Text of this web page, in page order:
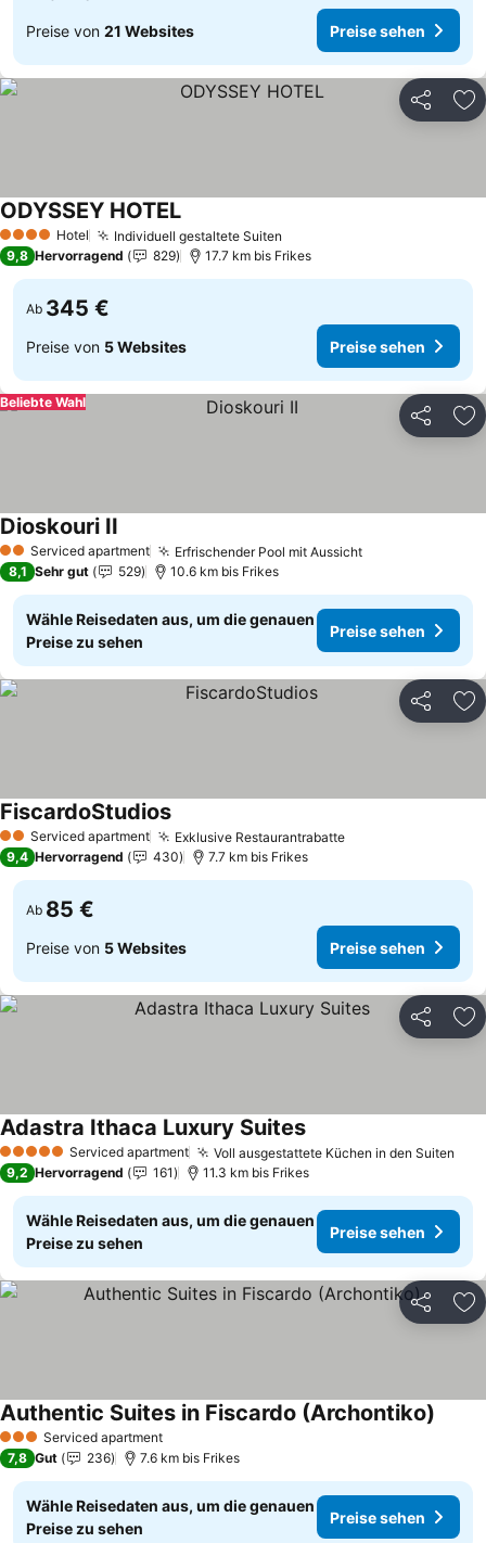
Preise von 21 Websites Preise sehen
Teilen
4 Sterne Hotel Individuell gestaltete Suiten
ODYSSEY HOTEL
9,8 Hervorragend 829 17.7 km bis Frikes
Ab 345 €
Preise von 5 Websites Preise sehen
Teilen
Beliebte Wahl
2 SterneServiced apartment Erfrischender Pool mit Aussicht
Dioskouri II
8,1 Sehr gut 529 10.6 km bis Frikes
Wähle Reisedaten aus, um die genauen
Preise zu sehen
Preise sehen
Teilen
2 SterneServiced apartment Exklusive Restaurantrabatte
FiscardoStudios
9,4 Hervorragend 430 7.7 km bis Frikes
Ab 85 €
Preise von 5 Websites Preise sehen
Teilen
5 Sterne Serviced apartment Voll ausgestattete Küchen in den Suiten
Adastra Ithaca Luxury Suites
9,2 Hervorragend 161 11.3 km bis Frikes
Wähle Reisedaten aus, um die genauen
Preise zu sehen
Preise sehen
Teilen
3 SterneServiced apartment
Authentic Suites in Fiscardo (Archontiko)
7,8 Gut 236 7.6 km bis Frikes
Wähle Reisedaten aus, um die genauen
Preise zu sehen
Preise sehen